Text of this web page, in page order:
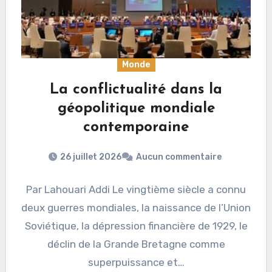
Monde
La conflictualité dans la
géopolitique mondiale
contemporaine
26 juillet 2026 Aucun commentaire
Par Lahouari Addi Le vingtième siècle a connu
deux guerres mondiales, la naissance de l’Union
Soviétique, la dépression financière de 1929, le
déclin de la Grande Bretagne comme
superpuissance et…